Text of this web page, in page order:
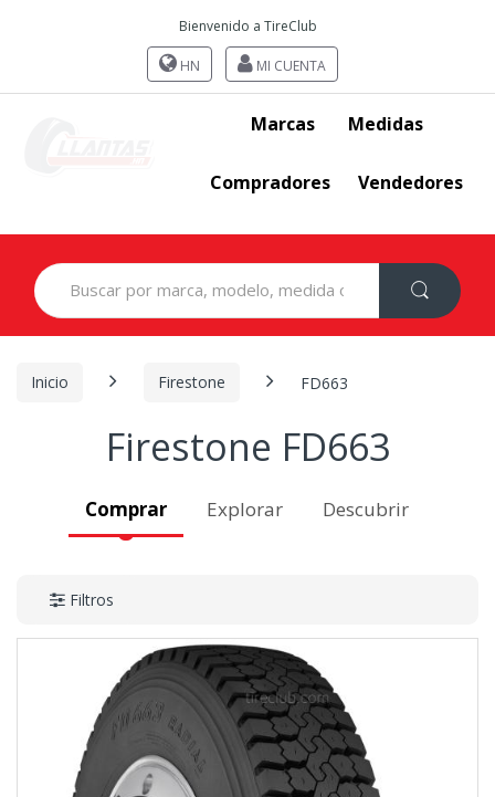
Bienvenido a TireClub
HN MI CUENTA
Marcas Medidas
Compradores Vendedores
Search
for:
Inicio Firestone FD663
Firestone FD663
Comprar Explorar Descubrir
Filtros